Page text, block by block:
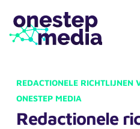
REDACTIONELE RICHTLIJNEN
ONESTEP MEDIA
Redactionele